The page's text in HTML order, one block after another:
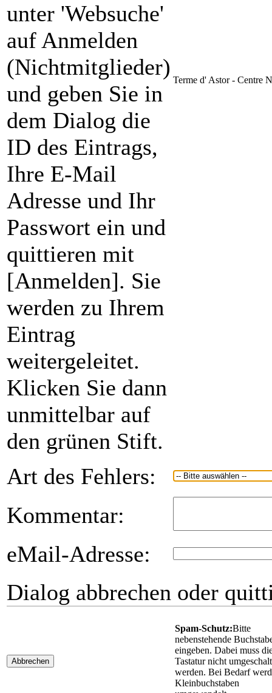
unter 'Websuche'
auf Anmelden
(Nichtmitglieder)
und geben Sie in
dem Dialog die
ID des Eintrags,
Ihre E-Mail
Adresse und Ihr
Passwort ein und
quittieren mit
[Anmelden]. Sie
werden zu Ihrem
Eintrag
weitergeleitet.
Klicken Sie dann
unmittelbar auf
den grünen Stift.
Terme d' Astor - Centre
Art des Fehlers:
Kommentar:
eMail-Adresse:
Dialog abbrechen oder
Abbrechen
Spam-Schutz:Bitte
nebenstehende
eingeben. Dabei muss
Tastatur nicht
werden. Bei Bedarf
Kleinbuchstaben